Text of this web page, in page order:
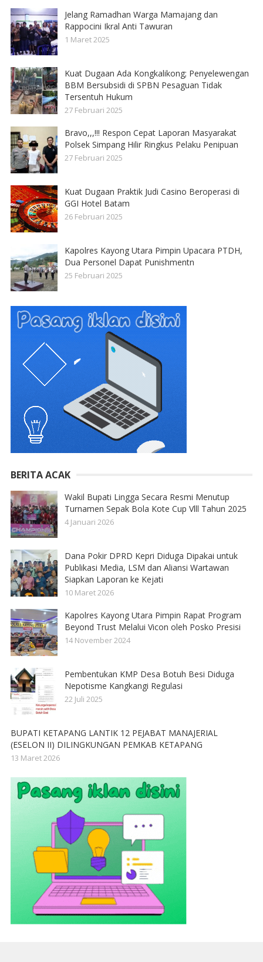
Jelang Ramadhan Warga Mamajang dan
Rappocini Ikral Anti Tawuran
1 Maret 2025
Kuat Dugaan Ada Kongkalikong; Penyelewengan
BBM Bersubsidi di SPBN Pesaguan Tidak
Tersentuh Hukum
27 Februari 2025
Bravo,,,!!! Respon Cepat Laporan Masyarakat
Polsek Simpang Hilir Ringkus Pelaku Penipuan
27 Februari 2025
Kuat Dugaan Praktik Judi Casino Beroperasi di
GGI Hotel Batam
26 Februari 2025
Kapolres Kayong Utara Pimpin Upacara PTDH,
Dua Personel Dapat Punishmentn
25 Februari 2025
BERITA ACAK
Wakil Bupati Lingga Secara Resmi Menutup
Turnamen Sepak Bola Kote Cup Vlll Tahun 2025
4 Januari 2026
Dana Pokir DPRD Kepri Diduga Dipakai untuk
Publikasi Media, LSM dan Aliansi Wartawan
Siapkan Laporan ke Kejati
10 Maret 2026
Kapolres Kayong Utara Pimpin Rapat Program
Beyond Trust Melalui Vicon oleh Posko Presisi
14 November 2024
Pembentukan KMP Desa Botuh Besi Diduga
Nepotisme Kangkangi Regulasi
22 Juli 2025
BUPATI KETAPANG LANTIK 12 PEJABAT MANAJERIAL
(ESELON II) DILINGKUNGAN PEMKAB KETAPANG
13 Maret 2026